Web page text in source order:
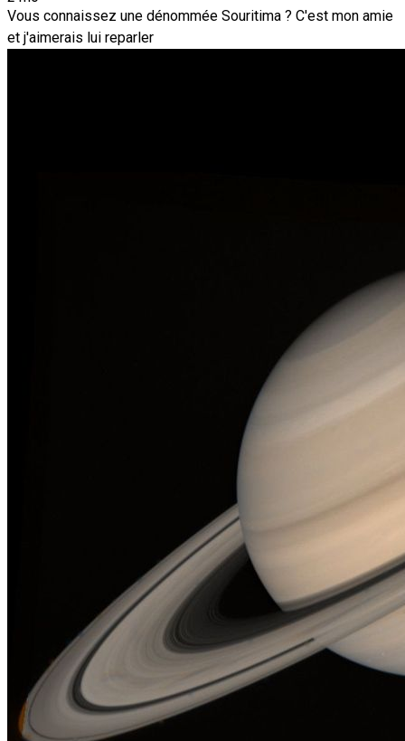
Vous connaissez une dénommée Souritima ? C'est mon amie
et j'aimerais lui reparler